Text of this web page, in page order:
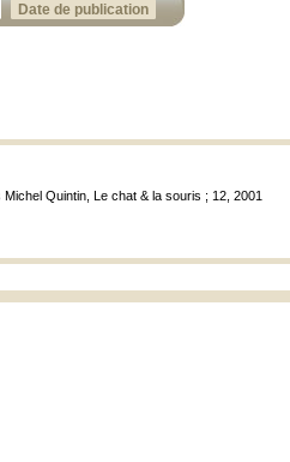
Date de publication
Michel Quintin, Le chat & la souris ; 12, 2001